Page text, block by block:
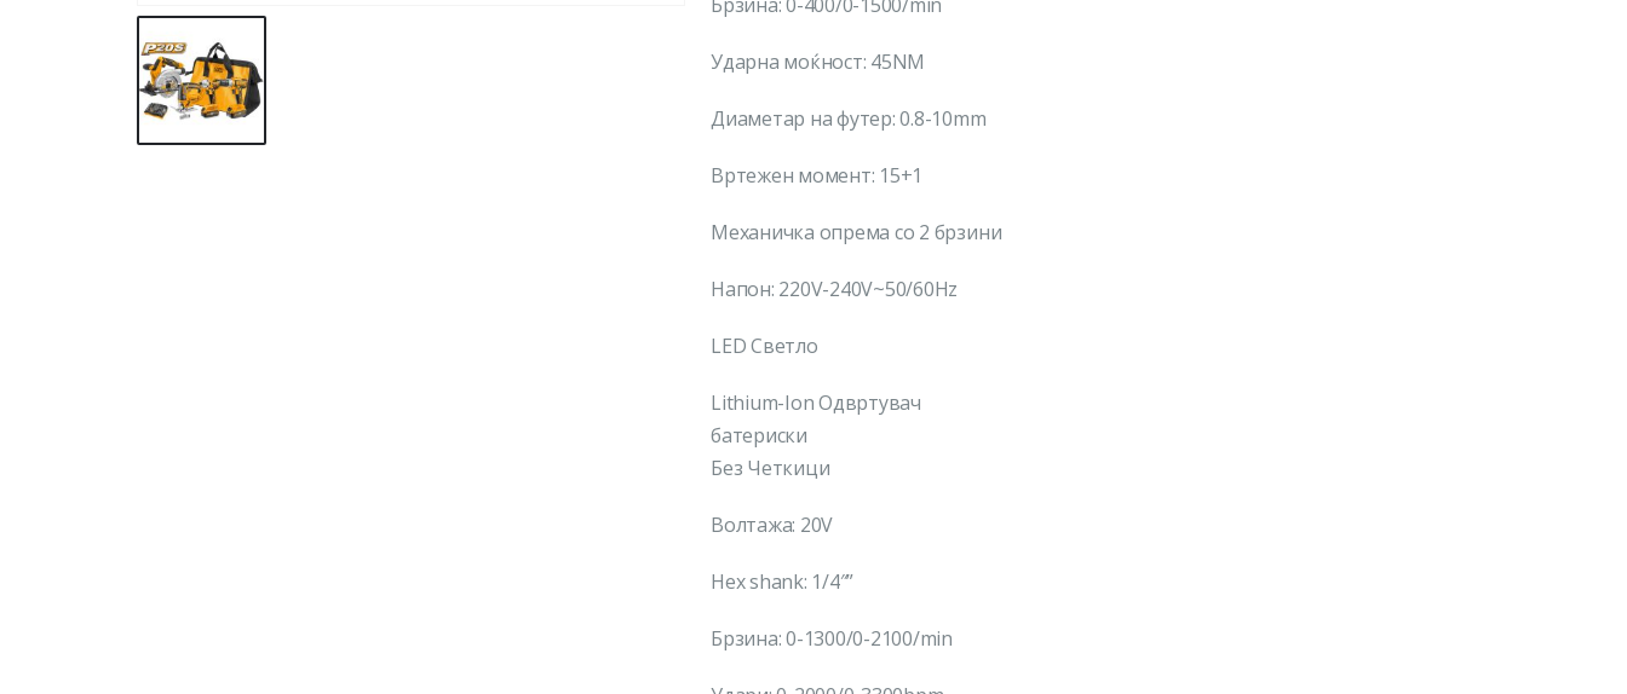
Ударна моќност: 45NM
Диаметар на футер: 0.8-10mm
Вртежен момент: 15+1
Механичка опрема со 2 брзини
Напон: 220V-240V~50/60Hz
LED Светло
Lithium-Ion Одвртувач
батериски
Без Четкици
Волтажа: 20V
Hex shank: 1/4″”
Брзина: 0-1300/0-2100/min